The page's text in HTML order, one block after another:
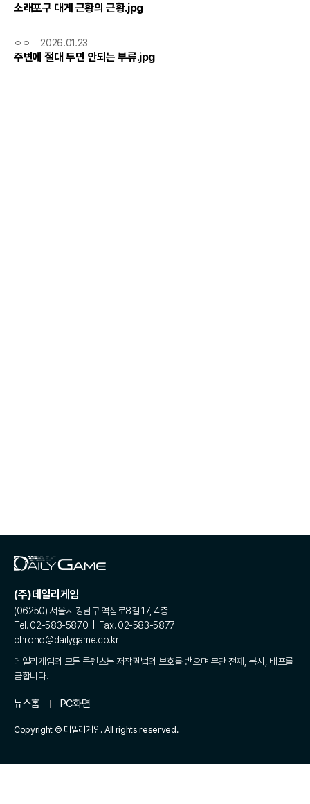
소래포구 대게 근황의 근황.jpg
ㅇㅇ 2026.01.23
주변에 절대 두면 안되는 부류.jpg
(주)데일리게임
(06250) 서울시 강남구 역삼로8길 17, 4층
Tel. 02-583-5870 | Fax. 02-583-5877
chrono@dailygame.co.kr
데일리게임의 모든 콘텐츠는 저작권법의 보호를 받으며 무단 전재, 복사, 배포를
금합니다.
뉴스홈 PC화면
Copyright © 데일리게임. All rights reserved.